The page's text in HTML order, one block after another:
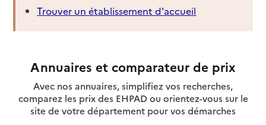
Trouver un établissement d'accueil
Annuaires et comparateur de prix
Avec nos annuaires, simplifiez vos recherches,
comparez les prix des EHPAD ou orientez-vous sur le
site de votre département pour vos démarches